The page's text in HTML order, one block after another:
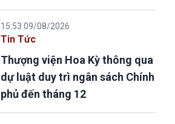
15:53 09/08/2026
Tin Tức
Thượng viện Hoa Kỳ thông qua
dự luật duy trì ngân sách Chính
phủ đến tháng 12